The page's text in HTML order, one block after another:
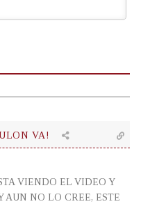
VA!
VIENDO EL VIDEO Y
AUN NO LO CREE, ESTE